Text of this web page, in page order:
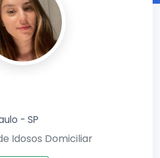
- SP
Idosos Domiciliar